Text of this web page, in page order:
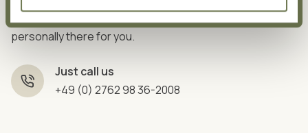
personally there for you.
Just call us
+49 (0) 2762 98 36-2008